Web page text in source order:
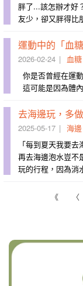
胖了...該怎辦才好
友少，卻又胖得比
運動中的「血
2026-02-24 血糖
你是否曾經在運
這可能是因為體
去海邊玩，多
2025-05-17 海邊
「每到夏天我要
再去海邊泡水豈不
玩的行程，因為消
《 〈